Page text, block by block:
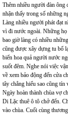
Thêm nhiều người đàn ông
nhận thấy trong số những
Làng nhiều người phát đạt
vì đi nước ngoài. Những
bao giờ làng có nhiều
cũng được xây dựng tu bổ
biến hoa quả người nước
suốt đêm. Nghe nói việc
về xem bảo động đến cửa
tây chẳng hiểu sao cũng tín
Ngày hoàn thành chùa vợ
Di Lặc thuê ô tô chở đến.
vào chùa. Cuối cùng